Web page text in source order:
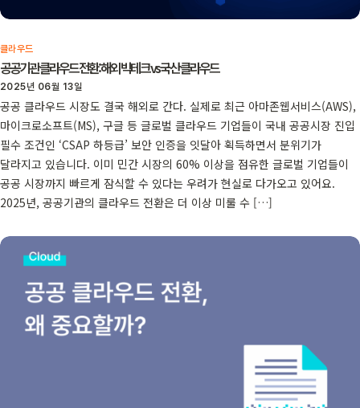
클라우드
공공기관 클라우드 전환: 해외 빅테크 vs 국산 클라우드
2025년 06월 13일
공공 클라우드 시장도 결국 해외로 간다. 실제로 최근 아마존웹서비스(AWS),
마이크로소프트(MS), 구글 등 글로벌 클라우드 기업들이 국내 공공시장 진입
필수 조건인 ‘CSAP 하등급’ 보안 인증을 잇달아 획득하면서 분위기가
달라지고 있습니다. 이미 민간 시장의 60% 이상을 점유한 글로벌 기업들이
공공 시장까지 빠르게 잠식할 수 있다는 우려가 현실로 다가오고 있어요.
2025년, 공공기관의 클라우드 전환은 더 이상 미룰 수 […]